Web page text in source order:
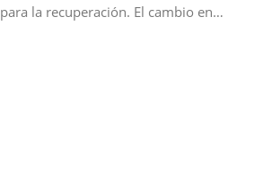
para la recuperación. El cambio en…